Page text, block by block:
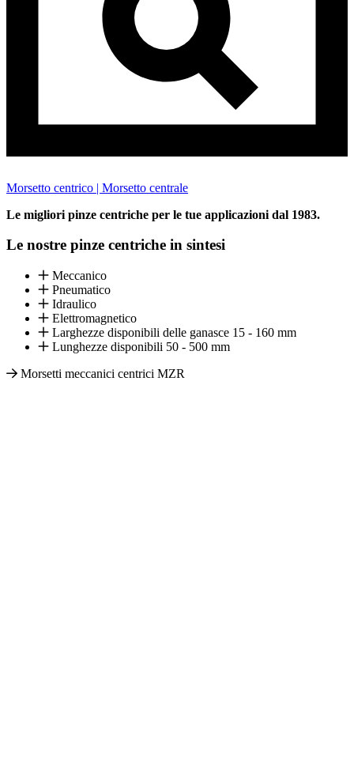
Morsetto centrico | Morsetto centrale
Le migliori pinze centriche per le tue applicazioni dal 1983.
Le nostre pinze centriche in sintesi
Meccanico
Pneumatico
Idraulico
Elettromagnetico
Larghezze disponibili delle ganasce 15 - 160 mm
Lunghezze disponibili 50 - 500 mm
Morsetti meccanici centrici MZR